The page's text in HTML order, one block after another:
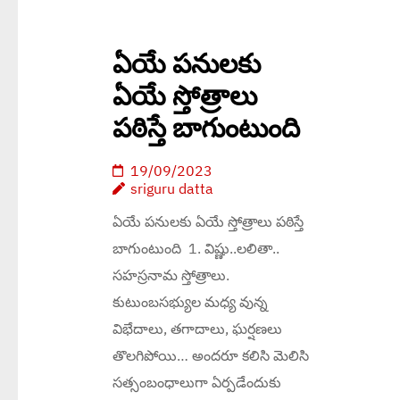
ఏయే పనులకు
ఏయే స్తోత్రాలు
పఠిస్తే బాగుంటుంది
19/09/2023
sriguru datta
ఏయే పనులకు ఏయే స్తోత్రాలు పఠిస్తే
బాగుంటుంది 1. విష్ణు..లలితా..
సహస్రనామ స్తోత్రాలు.
కుటుంబసభ్యుల మధ్య వున్న
విభేదాలు, తగాదాలు, ఘర్షణలు
తొలగిపోయి… అందరూ కలిసి మెలిసి
సత్సంబంధాలుగా ఏర్పడేందుకు